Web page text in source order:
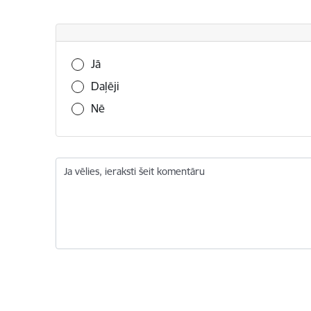
Vai šī informācija bija noderīga?
Jā
Daļēji
Nē
Ja vēlies, ieraksti šeit komentāru